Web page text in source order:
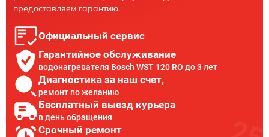
предоставляем гарантию.
Официальный сервис
Гарантийное обслуживание
водонагревателя Bosch WST 120 RO до 3 лет
Диагностика за наш счет,
ремонт по желанию
Бесплатный выезд курьера
в день обращения
Срочный ремонт